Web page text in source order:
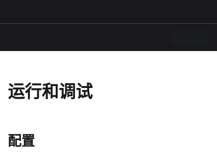
运行和调试
配置